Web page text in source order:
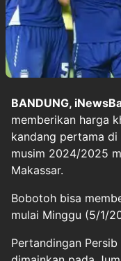
BANDUNG,
memberikan harga
kandang pertama
musim 2024/2025
Makassar.
Bobotoh bisa
mulai Minggu (5/1/
Pertandingan